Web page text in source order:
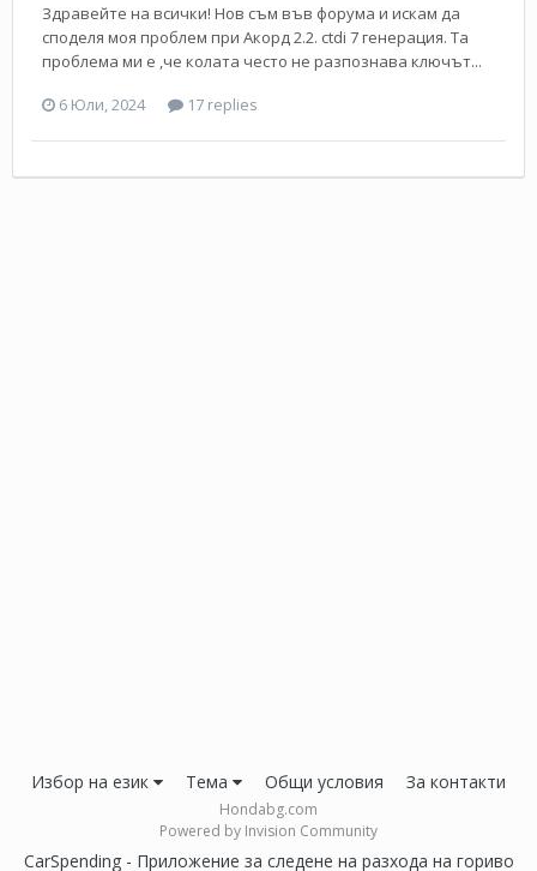
Здравейте на всички! Нов съм във форума и искам да
споделя моя проблем при Акорд 2.2. ctdi 7 генерация. Та
проблема ми е ,че колата често не разпознава ключът...
6 Юли, 2024
17 replies
Избор на език Тема Общи условия За контакти
Hondabg.com
Powered by Invision Community
CarSpending - Приложение за следене на разхода на гориво